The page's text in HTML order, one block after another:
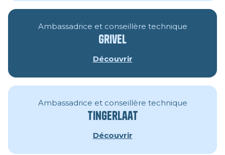
Ambassadrice et conseillère technique
Grivel
Découvrir
Ambassadrice et conseillère technique
Tingerlaat
Découvrir